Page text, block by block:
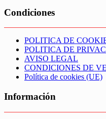
Condiciones
POLITICA DE
POLITICA DE
AVISO LEGAL
CONDICIONES DE
Política de cookies (UE)
Información